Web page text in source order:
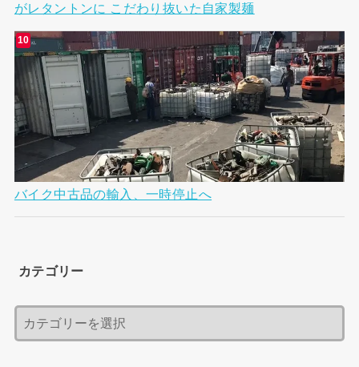
がレタントンに こだわり抜いた自家製麺
バイク中古品の輸入、一時停止へ
カテゴリー